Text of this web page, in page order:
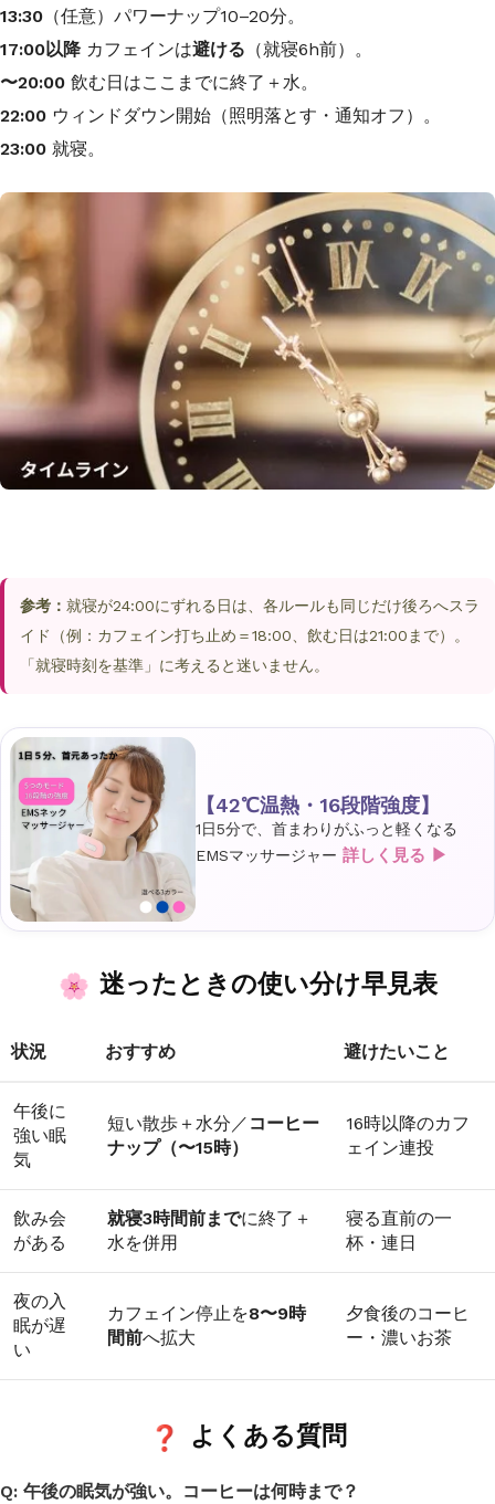
13:30 （任意）パワーナップ10–20分。
17:00以降 カフェインは避ける （就寝6h前）。
〜20:00 飲む日はここまでに終了＋水。
22:00 ウィンドダウン開始（照明落とす・通知オフ）。
23:00 就寝。
参考： 就寝が24:00にずれる日は、各ルールも同じだけ後ろへスラ
イド（例：カフェイン打ち止め＝18:00、飲む日は21:00まで）。
「就寝時刻を基準」に考えると迷いません。
【42℃温熱・16段階強度】
1日5分で、首まわりがふっと軽くなる
EMSマッサージャー 詳しく見る ▶
迷ったときの使い分け早見表
状況 おすすめ 避けたいこと
午後に
強い眠
気
短い散歩＋水分／ コーヒー
ナップ（〜15時）
16時以降のカフ
ェイン連投
飲み会
がある
就寝3時間前までに終了＋
水を併用
寝る直前の一
杯・連日
夜の入
眠が遅
い
カフェイン停止を8〜9時
間前へ拡大
夕食後のコーヒ
ー・濃いお茶
よくある質問
午後の眠気が強い。コーヒーは何時まで？